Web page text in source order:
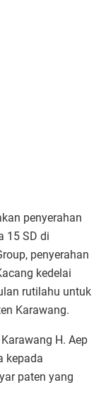
penyerahan
15 SD di
penyerahan
kedelai
rutilahu untuk
Karawang.
H. Aep
kepada
paten yang